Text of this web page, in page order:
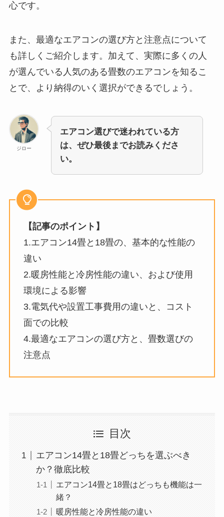
心です。
また、最適なエアコンの選び方と注意点について
も詳しくご紹介します。加えて、実際に多くの人
が選んでいる人気のある畳数のエアコンを知るこ
とで、より納得のいく選択ができるでしょう。
ジロー
エアコン選びで迷われている方
は、ぜひ最後までお読みくださ
い。
【記事のポイント】
1.エアコン14畳と18畳の、基本的な性能の
違い
2.暖房性能と冷房性能の違い、および使用
環境による影響
3.電気代や設置工事費用の違いと、コスト
面での比較
4.最適なエアコンの選び方と、畳数選びの
注意点
目次
エアコン14畳と18畳どっちを選ぶべき
か？徹底比較
エアコン14畳と18畳はどっちも機能は一
緒？
暖房性能と冷房性能の違い